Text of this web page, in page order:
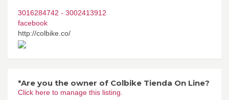
3016284742 - 3002413912
facebook
http://colbike.co/
*Are you the owner of Colbike Tienda On Line?
Click here to manage this listing.